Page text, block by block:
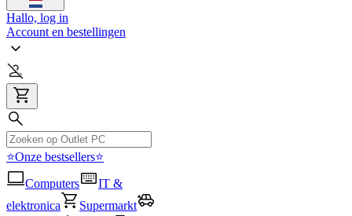
Hallo, log in
Account en bestellingen
⭐Onze bestsellers⭐
Computers
IT &
elektronica
Supermarkt